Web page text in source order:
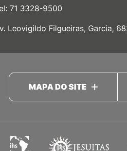
71 3328-9500
Leovigildo Filgueiras, Garcia,
MAPA DO SITE